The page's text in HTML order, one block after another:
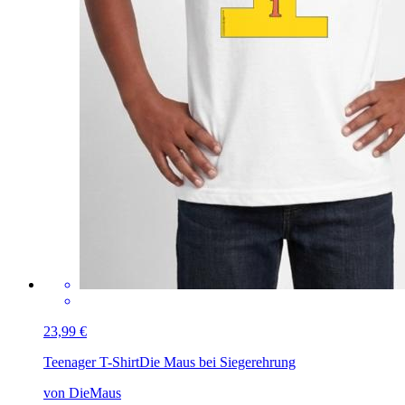
23,99 €
Teenager T-ShirtDie Maus bei Siegerehrung
von DieMaus